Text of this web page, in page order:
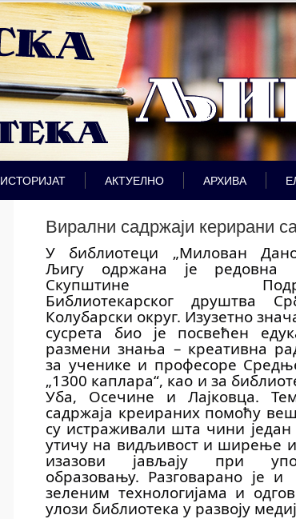
ИСТОРИЈАТ АКТУЕЛНО АРХИВА
Вирални садржаји керирани
У библиотеци „Милован
Љигу одржана је редовна
Скупштине
Библиотекарског друштва
Колубарски округ. Изузетно
сусрета био је посвећен
размени знања – креативна
за ученике и професоре
„1300 каплара“, као и за
Уба, Осечине и Лајковца.
садржаја креираних помоћу
су истраживали шта чини
утичу на видљивост и ширење
изазови јављају при
образовању. Разговарано је
зеленим технологијама и
улози библиотека у развоју